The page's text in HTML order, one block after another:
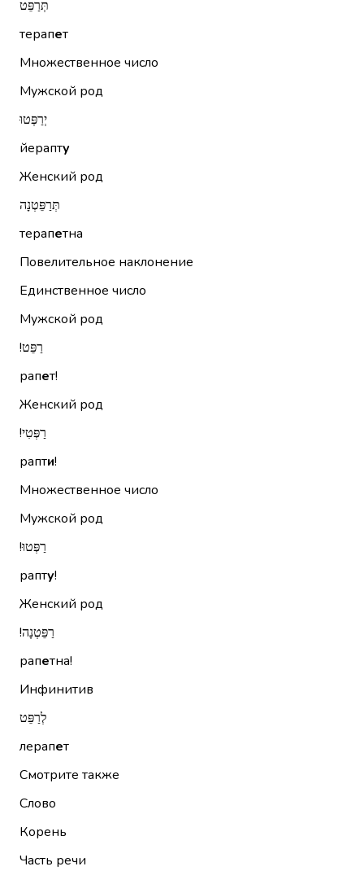
תְּרַפֵּט
терапет
Множественное число
Мужской род
יְרַפְּטוּ
йерапту
Женский род
תְּרַפֵּטְנָה
терапетна
Повелительное наклонение
Единственное число
Мужской род
רַפֵּט!‏
рапет!
Женский род
רַפְּטִי!‏
рапти!
Множественное число
Мужской род
רַפְּטוּ!‏
рапту!
Женский род
רַפֵּטְנָה!‏
рапетна!
Инфинитив
לְרַפֵּט
лерапет
Смотрите также
Слово
Корень
Часть речи